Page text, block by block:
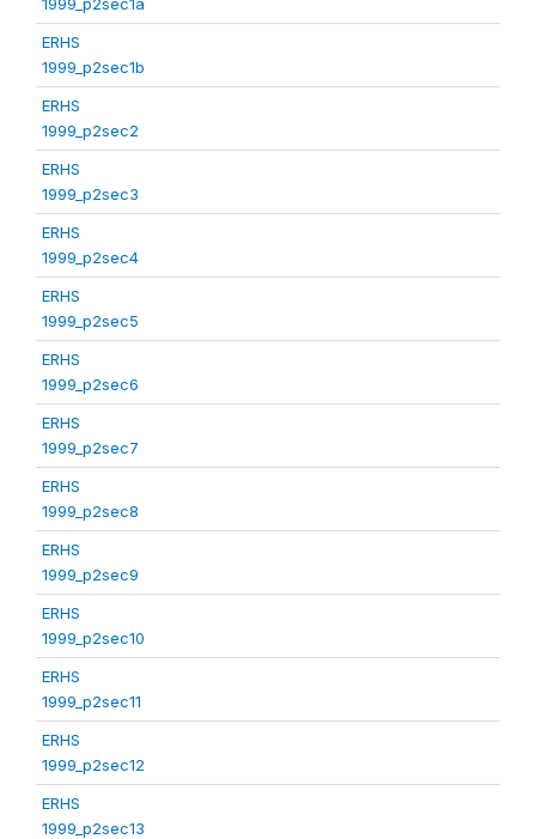
ERHS
1999_p2sec1b
ERHS
1999_p2sec2
ERHS
1999_p2sec3
ERHS
1999_p2sec4
ERHS
1999_p2sec5
ERHS
1999_p2sec6
ERHS
1999_p2sec7
ERHS
1999_p2sec8
ERHS
1999_p2sec9
ERHS
1999_p2sec10
ERHS
1999_p2sec11
ERHS
1999_p2sec12
ERHS
1999_p2sec13